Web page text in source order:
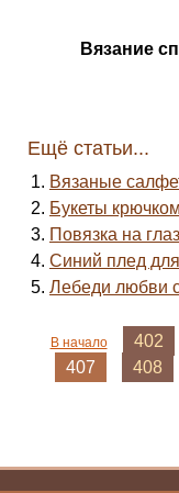
Вязание
Ещё статьи...
Вязаные
Букеты крючком
Повязка на
Синий плед
Лебеди любви
В начало 402
407
408